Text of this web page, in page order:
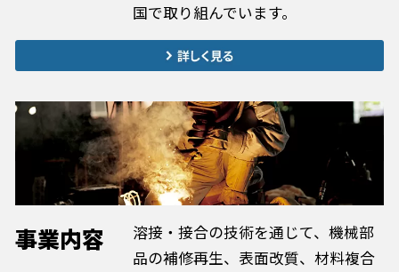
国で取り組んでいます。
事業内容
溶接・接合の技術を通じて、機械部
品の補修再生、表面改質、材料複合